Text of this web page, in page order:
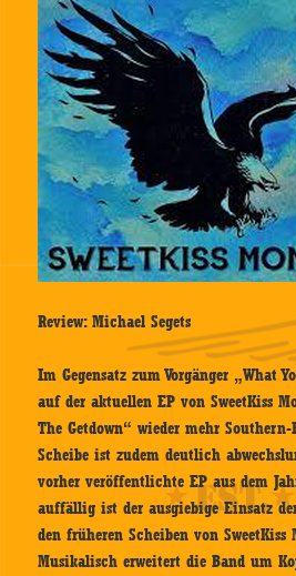
Review: Michael Segets
Im Gegensatz zum Vorgänger „What
auf der aktuellen EP von SweetKiss
The Getdown“ wieder mehr Southern-
Scheibe ist zudem deutlich
vorher veröffentlichte EP aus dem Jahr
auffällig ist der ausgiebige Einsatz
den früheren Scheiben von
Musikalisch erweitert die Band um